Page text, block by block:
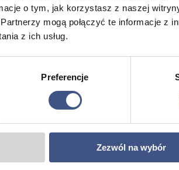
o tym, jak korzystasz z naszej
mogą połączyć te informacje z
z ich usług.
Preferencje
Zezwól na wybór
a day! Contact to
of your